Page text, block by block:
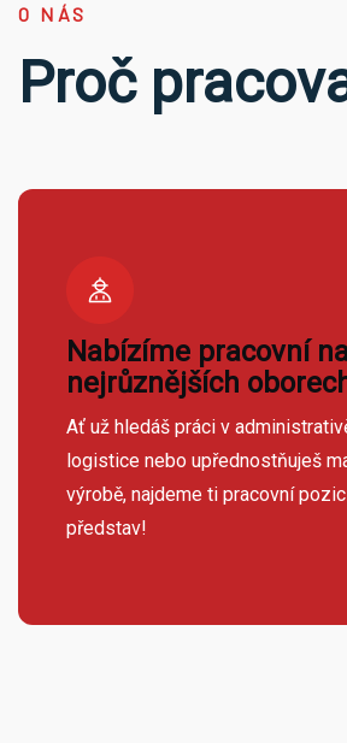
O NÁS
Proč
Nabízíme pracovní
nejrůznějších
Ať už hledáš práci v
logistice nebo upřednostňuješ
výrobě, najdeme ti pracovní
představ!